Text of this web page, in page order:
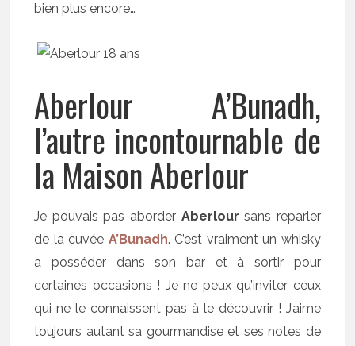
bien plus encore…
Aberlour A’Bunadh,
l’autre incontournable de
la Maison Aberlour
Je pouvais pas aborder Aberlour sans reparler
de la cuvée A’Bunadh. C’est vraiment un whisky
a posséder dans son bar et à sortir pour
certaines occasions ! Je ne peux qu’inviter ceux
qui ne le connaissent pas à le découvrir ! J’aime
toujours autant sa gourmandise et ses notes de